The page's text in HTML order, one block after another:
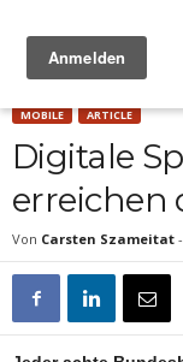
MOBILE ARTICLE
Digitale
erreichen
Von Carsten Szameitat -